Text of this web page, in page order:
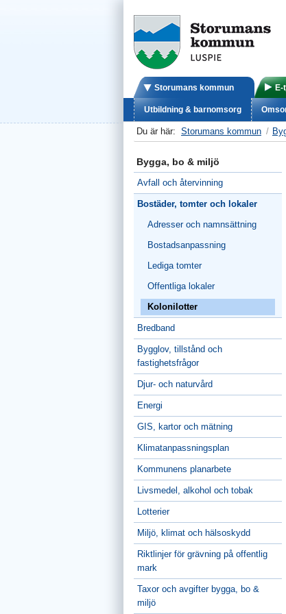
Storumans kommun E-
Utbildning & barnomsorg
Du är här: Storumans kommun
Bygga, bo & miljö
Avfall och återvinning
Bostäder, tomter och lokaler
Adresser och namnsättning
Bostadsanpassning
Lediga tomter
Offentliga lokaler
Kolonilotter
Bredband
Bygglov, tillstånd och
fastighetsfrågor
Djur- och naturvård
Energi
GIS, kartor och mätning
Klimatanpassningsplan
Kommunens planarbete
Livsmedel, alkohol och tobak
Lotterier
Miljö, klimat och hälsoskydd
Riktlinjer för grävning på offentlig
mark
Taxor och avgifter bygga, bo &
miljö